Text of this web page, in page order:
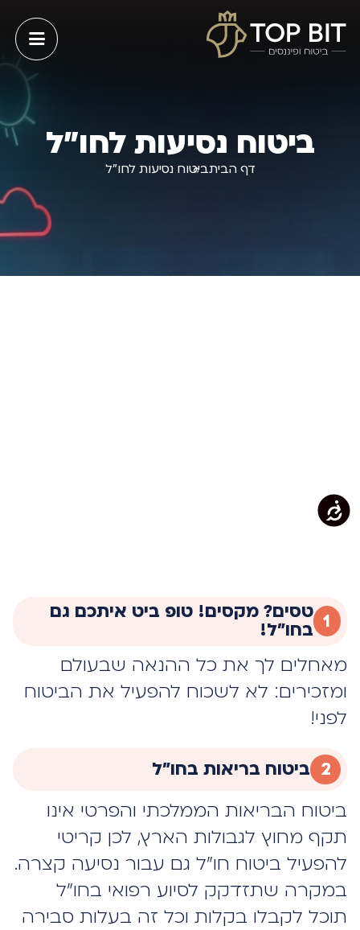
ביטוח נסיעות לחו"ל
דף הביתביטוח נסיעות לחו”ל
1 טסים? מקסים! טופ ביט איתכם גם
בחו״ל!
מאחלים לך את כל ההנאה שבעולם
ומזכירים: לא לשכוח להפעיל את הביטוח
לפני!
2 ביטוח בריאות בחו"ל
ביטוח הבריאות הממלכתי והפרטי אינו
תקף מחוץ לגבולות הארץ, לכן קריטי
להפעיל ביטוח חו"ל גם עבור נסיעה קצרה.
במקרה שתזדקק לסיוע רפואי בחו"ל
תוכל לקבלו בקלות וכל זה בעלות סבירה